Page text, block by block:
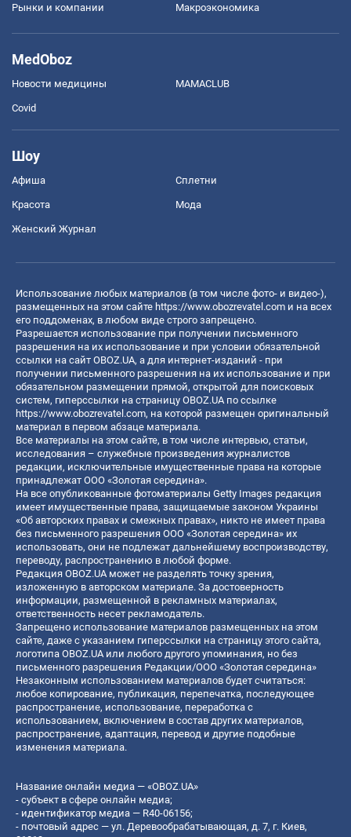
Рынки и компании Mакроэкономика
MedOboz
Новости медицины MAMACLUB
Covid
Шоу
Афиша Сплетни
Красота Мода
Женский Журнал
Использование любых материалов (в том числе фото- и видео-),
размещенных на этом сайте https://www.obozrevatel.com и на всех
его поддоменах, в любом виде строго запрещено.
Разрешается использование при получении письменного
разрешения на их использование и при условии обязательной
ссылки на сайт OBOZ.UA, а для интернет-изданий - при
получении письменного разрешения на их использование и при
обязательном размещении прямой, открытой для поисковых
систем, гиперссылки на страницу OBOZ.UA по ссылке
https://www.obozrevatel.com, на которой размещен оригинальный
материал в первом абзаце материала.
Все материалы на этом сайте, в том числе интервью, статьи,
исследования – служебные произведения журналистов
редакции, исключительные имущественные права на которые
принадлежат ООО «Золотая середина».
На все опубликованные фотоматериалы Getty Images редакция
имеет имущественные права, защищаемые законом Украины
«Об авторских правах и смежных правах», никто не имеет права
без письменного разрешения ООО «Золотая середина» их
использовать, они не подлежат дальнейшему воспроизводству,
переводу, распространению в любой форме.
Редакция OBOZ.UA может не разделять точку зрения,
изложенную в авторском материале. За достоверность
информации, размещенной в рекламных материалах,
ответственность несет рекламодатель.
Запрещено использование материалов размещенных на этом
сайте, даже с указанием гиперссылки на страницу этого сайта,
логотипа OBOZ.UA или любого другого упоминания, но без
письменного разрешения Редакции/ООО «Золотая середина»
Незаконным использованием материалов будет считаться:
любое копирование, публикация, перепечатка, последующее
распространение, использование, переработка с
использованием, включением в состав других материалов,
распространение, адаптация, перевод и другие подобные
изменения материала.
Название онлайн медиа — «OBOZ.UA»
- субъект в сфере онлайн медиа;
- идентификатор медиа — R40-06156;
- почтовый адрес — ул. Деревообрабатывающая, д. 7, г. Киев,